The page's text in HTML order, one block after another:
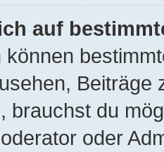
auf
können
Beiträge
brauchst du
oder